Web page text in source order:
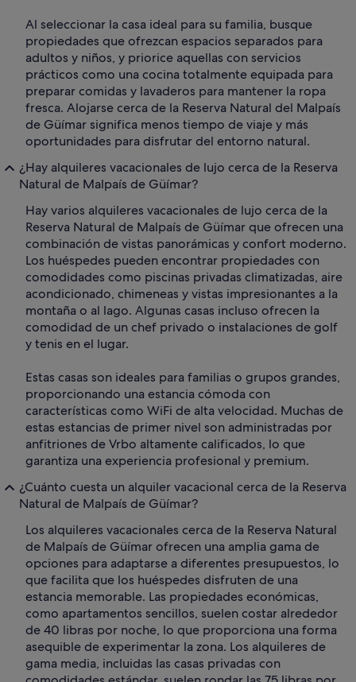
Al seleccionar la casa ideal para su familia, busque
propiedades que ofrezcan espacios separados para
adultos y niños, y priorice aquellas con servicios
prácticos como una cocina totalmente equipada para
preparar comidas y lavaderos para mantener la ropa
fresca. Alojarse cerca de la Reserva Natural del Malpaís
de Güímar significa menos tiempo de viaje y más
oportunidades para disfrutar del entorno natural.
¿Hay alquileres vacacionales de lujo cerca de la Reserva
Natural de Malpaís de Güímar?
Hay varios alquileres vacacionales de lujo cerca de la
Reserva Natural de Malpaís de Güímar que ofrecen una
combinación de vistas panorámicas y confort moderno.
Los huéspedes pueden encontrar propiedades con
comodidades como piscinas privadas climatizadas, aire
acondicionado, chimeneas y vistas impresionantes a la
montaña o al lago. Algunas casas incluso ofrecen la
comodidad de un chef privado o instalaciones de golf
y tenis en el lugar.
Estas casas son ideales para familias o grupos grandes,
proporcionando una estancia cómoda con
características como WiFi de alta velocidad. Muchas de
estas estancias de primer nivel son administradas por
anfitriones de Vrbo altamente calificados, lo que
garantiza una experiencia profesional y premium.
¿Cuánto cuesta un alquiler vacacional cerca de la Reserva
Natural de Malpaís de Güímar?
Los alquileres vacacionales cerca de la Reserva Natural
de Malpaís de Güímar ofrecen una amplia gama de
opciones para adaptarse a diferentes presupuestos, lo
que facilita que los huéspedes disfruten de una
estancia memorable. Las propiedades económicas,
como apartamentos sencillos, suelen costar alrededor
de 40 libras por noche, lo que proporciona una forma
asequible de experimentar la zona. Los alquileres de
gama media, incluidas las casas privadas con